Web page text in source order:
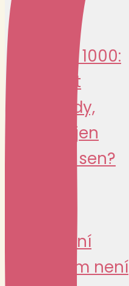
Jawa 1000:
návrat
legendy,
nebo jen
drahý sen?
Legální
custom není